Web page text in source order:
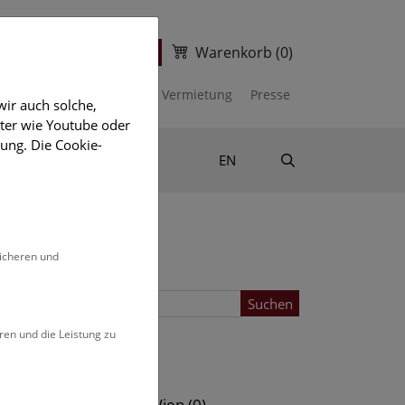
Warenkorb (0)
Vermietung Presse
EN
Suchen
auch solche,
wie Youtube oder
Die Cookie-
und
und die Leistung zu